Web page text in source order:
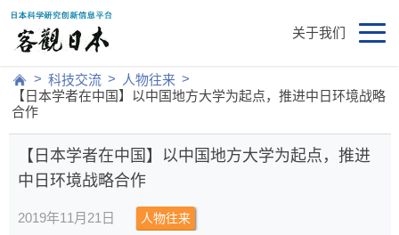
关于我们
> 科技交流 > 人物往来 >
【日本学者在中国】以中国地方大学为起点，推进中日环境战略
合作
【日本学者在中国】以中国地方大学为起点，推进
中日环境战略合作
2019年11月21日 人物往来